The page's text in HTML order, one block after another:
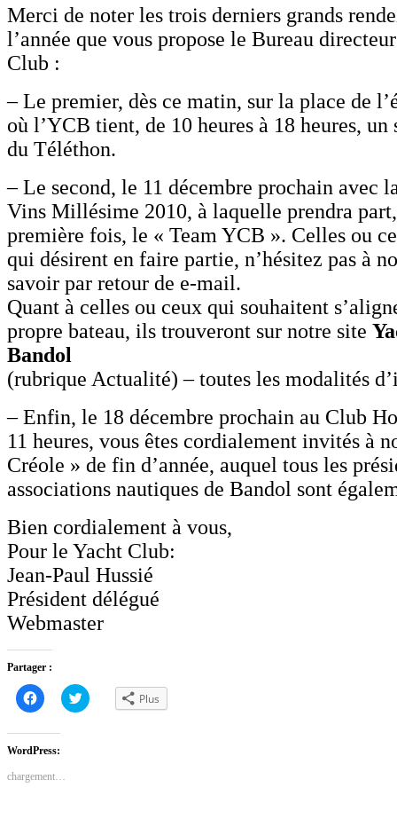
Merci de noter les trois derniers grands
l’année que vous propose le Bureau
Club :
– Le premier, dès ce matin, sur la place de
où l’YCB tient, de 10 heures à 18 heures,
du Téléthon.
– Le second, le 11 décembre prochain avec
Vins Millésime 2010, à laquelle prendra
première fois, le « Team YCB ». Celles ou
qui désirent en faire partie, n’hésitez pas à
savoir par retour de e-mail.
Quant à celles ou ceux qui souhaitent
propre bateau, ils trouveront sur notre site
Bandol
(rubrique Actualité) – toutes les modalités
– Enfin, le 18 décembre prochain au Club
11 heures, vous êtes cordialement invités à
Créole » de fin d’année, auquel tous les
associations nautiques de Bandol sont
Bien cordialement à vous,
Pour le Yacht Club:
Jean-Paul Hussié
Président délégué
Webmaster
Partager :
Cliquez
pour
partager
Facebook(ouvre
dans
une
fenêtre)
Cliquez
pour Plus
WordPress:
chargement…